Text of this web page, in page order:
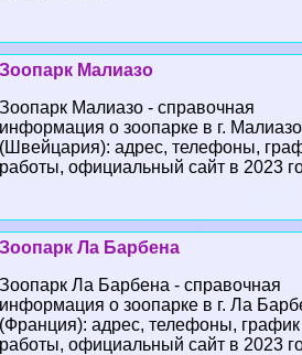
Зоопарк Малиазо
Зоопарк Малиазо - справочная
информация о зоопарке в г. Малиазо
(Швейцария): адрес, телефоны,
работы, официальный сайт в 2023
Зоопарк Ла Барбена
Зоопарк Ла Барбена - справочная
информация о зоопарке в г. Ла
(Франция): адрес, телефоны, график
работы, официальный сайт в 2023